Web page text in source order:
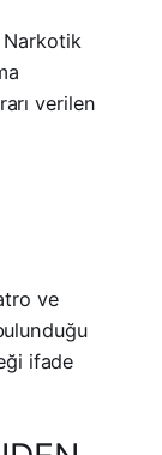
Narkotik
verilen
ve
ifade